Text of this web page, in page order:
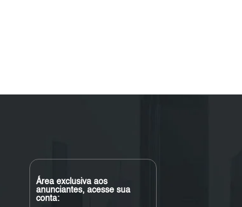
Área exclusiva aos
anunciantes, acesse sua
conta: